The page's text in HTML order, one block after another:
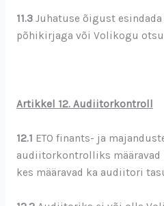
11.3Juhatuse õigust esindada
põhikirjaga või Volikogu
Artikkel 12. Audiitorkontroll
12.1 ETO finants- ja
audiitorkontrolliks määravad
kes määravad ka audiitori